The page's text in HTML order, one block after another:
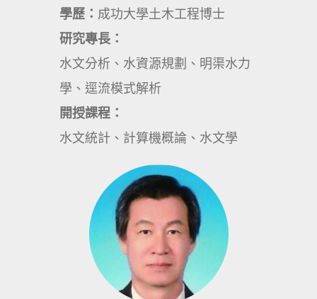
學歷： 成功大學土木工程博士
研究專長：
水文分析、水資源規劃、明渠水力
學、逕流模式解析
開授課程：
水文統計、計算機概論、水文學